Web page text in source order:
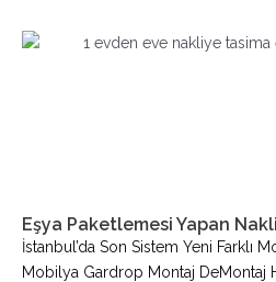
Eşya Paketlemesi Yapan
İstanbul’da Son Sistem Yeni Farklı
Mobilya Gardrop Montaj DeMontaj